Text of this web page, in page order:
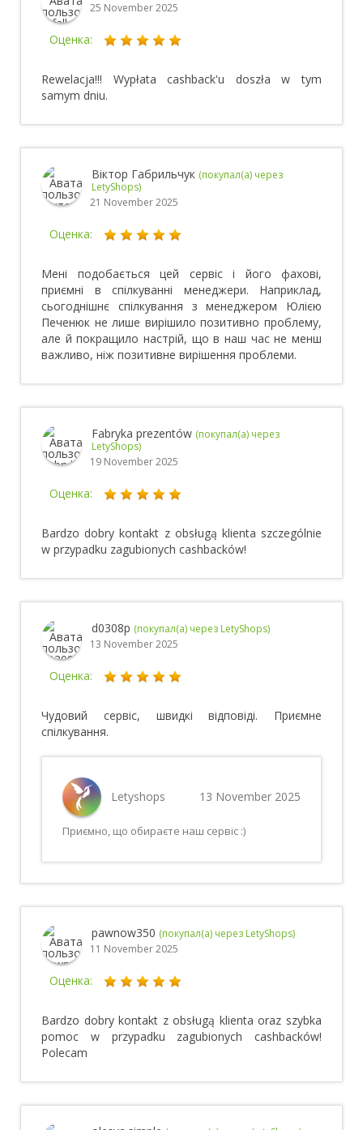
25 November 2025
Оценка:
Rewelacja!!! Wypłata cashback'u doszła w tym
samym dniu.
Віктор Габрильчук (покупал(а) через
LetyShops)
21 November 2025
Оценка:
Мені подобається цей сервіс і його фахові,
приємні в спілкуванні менеджери. Наприклад,
сьогоднішнє спілкування з менеджером Юлією
Печенюк не лише вирішило позитивно проблему,
але й покращило настрій, що в наш час не менш
важливо, ніж позитивне вирішення проблеми.
Fabryka prezentów (покупал(а) через
LetyShops)
19 November 2025
Оценка:
Bardzo dobry kontakt z obsługą klienta szczególnie
w przypadku zagubionych cashbacków!
d0308p (покупал(а) через LetyShops)
13 November 2025
Оценка:
Чудовий сервіс, швидкі відповіді. Приємне
спілкування.
Letyshops 13 November 2025
Приємно, що обираєте наш сервіс :)
pawnow350 (покупал(а) через LetyShops)
11 November 2025
Оценка:
Bardzo dobry kontakt z obsługą klienta oraz szybka
pomoc w przypadku zagubionych cashbacków!
Polecam